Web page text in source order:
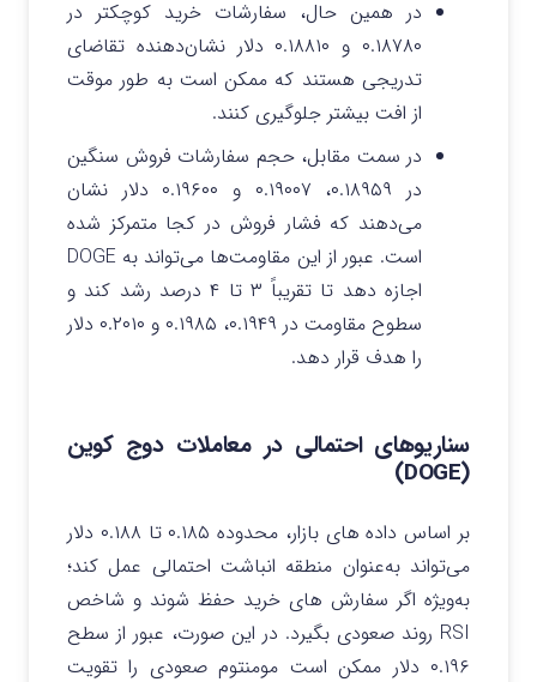
در همین حال، سفارشات خرید کوچکتر در
۰.۱۸۷۸۰ و ۰.۱۸۸۱۰ دلار نشان‌دهنده تقاضای
تدریجی هستند که ممکن است به طور موقت
از افت بیشتر جلوگیری کنند.
در سمت مقابل، حجم سفارشات فروش سنگین
در ۰.۱۸۹۵۹، ۰.۱۹۰۰۷ و ۰.۱۹۶۰۰ دلار نشان
می‌دهند که فشار فروش در کجا متمرکز شده
است. عبور از این مقاومت‌ها می‌تواند به DOGE
اجازه دهد تا تقریباً ۳ تا ۴ درصد رشد کند و
سطوح مقاومت در ۰.۱۹۴۹، ۰.۱۹۸۵ و ۰.۲۰۱۰ دلار
را هدف قرار دهد.
سناریوهای احتمالی در معاملات دوج کوین
(DOGE)
بر اساس داده‌ های بازار، محدوده ۰.۱۸۵ تا ۰.۱۸۸ دلار
می‌تواند به‌عنوان منطقه انباشت احتمالی عمل کند؛
به‌ویژه اگر سفارش‌ های خرید حفظ شوند و شاخص
RSI روند صعودی بگیرد. در این صورت، عبور از سطح
۰.۱۹۶ دلار ممکن است مومنتوم صعودی را تقویت